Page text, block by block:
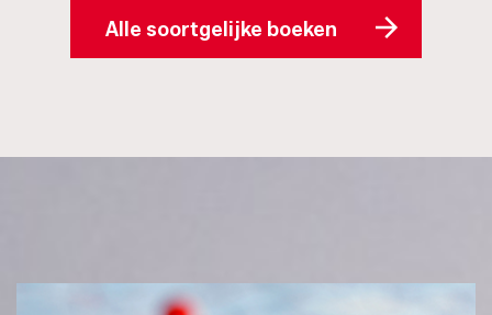
Alle soortgelijke boeken